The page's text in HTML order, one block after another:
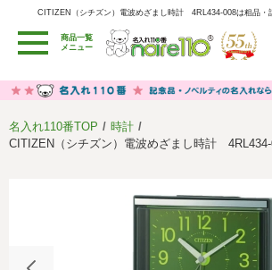
CITIZEN（シチズン）電波めざまし時計 4RL434-008は粗品・記念品
CITIZEN（シチズン）電波めざまし時計 4RL434-008は粗品・
商品一覧
メニュー
用途別カテゴリ
卒園・卒業記念品
労働組合・
うちわ・扇子・ファン
イベント・パ
名入れに
名入れ110番TOP
時計
CITIZEN（シチズン）電波めざまし時計